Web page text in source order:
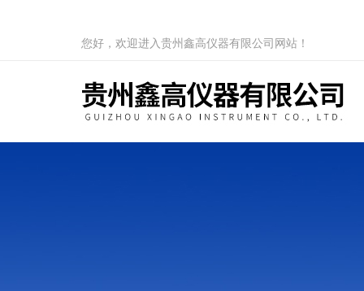
您好，欢迎进入贵州鑫高仪器有限公司网站！